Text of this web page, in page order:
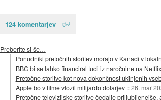
124 komentarjev
Preberite si še…
Ponudniki pretočnih storitev morajo v Kanadi v
BBC bi se lahko financiral tudi iz naročnine na Netflix
Pretočne storitve kot nova dokončnost ukinjenih
Apple bo v filme vložil milijardo dolarjev ::26. mar
Pretočne televizijske storitve čedalje priljubljenejše,